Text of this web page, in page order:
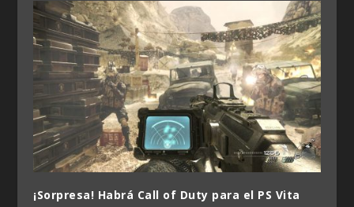
¡Sorpresa! Habrá Call of Duty para el PS Vita